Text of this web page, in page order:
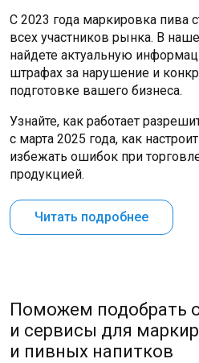
С 2023 года маркировка пива
всех участников рынка. В
найдете актуальную
штрафах за нарушение и
подготовке вашего бизнеса.
Узнайте, как работает
с марта 2025 года, как
избежать ошибок при
продукцией.
Читать подробнее
Поможем подобрать
и сервисы для
и пивных напитков